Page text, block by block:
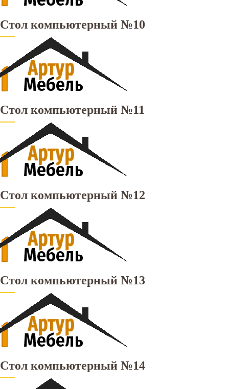
Стол компьютерный №10
Стол компьютерный №11
Стол компьютерный №12
Стол компьютерный №13
Стол компьютерный №14